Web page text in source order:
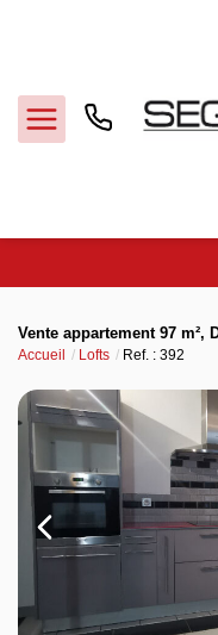
Estimer
Louer
Notre agence
Contact
Vente appartement 97 m²,
Accueil Lofts Ref. : 392